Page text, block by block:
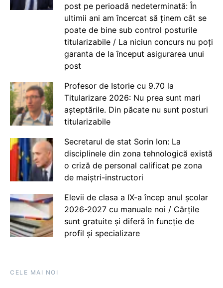
post pe perioadă nedeterminată: În
ultimii ani am încercat să ținem cât se
poate de bine sub control posturile
titularizabile / La niciun concurs nu poți
garanta de la început asigurarea unui
post
Profesor de Istorie cu 9.70 la
Titularizare 2026: Nu prea sunt mari
așteptările. Din păcate nu sunt posturi
titularizabile
Secretarul de stat Sorin Ion: La
disciplinele din zona tehnologică există
o criză de personal calificat pe zona
de maiștri-instructori
Elevii de clasa a IX-a încep anul școlar
2026-2027 cu manuale noi / Cărțile
sunt gratuite și diferă în funcție de
profil și specializare
CELE MAI NOI